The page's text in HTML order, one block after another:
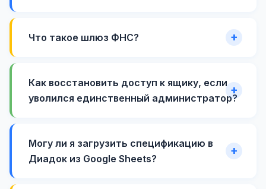
Что такое шлюз ФНС?
Как восстановить доступ к ящику, если
уволился единственный администратор?
Могу ли я загрузить спецификацию в
Диадок из Google Sheets?